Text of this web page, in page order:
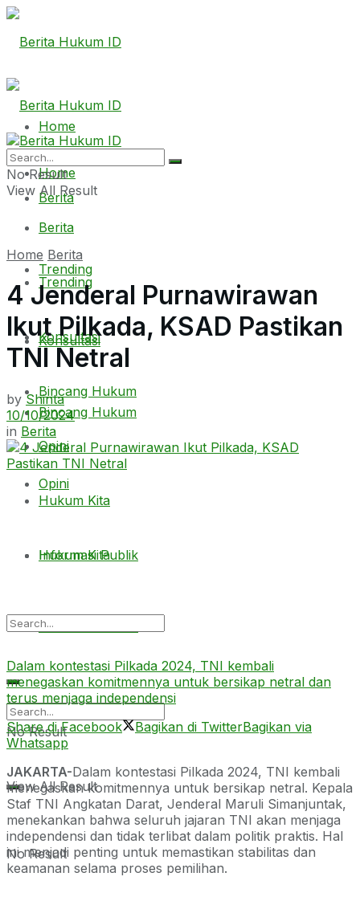
Home
Berita
Trending
Konsultasi
Bincang Hukum
Opini
Hukum Kita
Informasi Publik
No Result
Home
Berita
Trending
Konsultasi
Bincang Hukum
Opini
Hukum Kita
Informasi Publik
No Result
View All Result
No Result
View All Result
Home Berita
4 Jenderal Purnawirawan
Ikut Pilkada, KSAD Pastikan
TNI Netral
by Shinta
10/10/2024
in Berita
Dalam kontestasi Pilkada 2024, TNI kembali
menegaskan komitmennya untuk bersikap netral dan
terus menjaga independensi
Share di Facebook
Bagikan di TwitterBagikan via
Whatsapp
JAKARTA-Dalam kontestasi Pilkada 2024, TNI kembali
menegaskan komitmennya untuk bersikap netral. Kepala
Staf TNI Angkatan Darat, Jenderal Maruli Simanjuntak,
menekankan bahwa seluruh jajaran TNI akan menjaga
independensi dan tidak terlibat dalam politik praktis. Hal
ini menjadi penting untuk memastikan stabilitas dan
keamanan selama proses pemilihan.